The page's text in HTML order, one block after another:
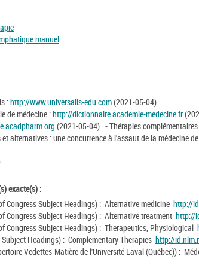
manuel
:http://www.universalis-edu.com(2021-05-04)
de médecine :http://dictionnaire.academie-medecine.fr
(2021-05-04) . - Thérapies
alternatives : une concurrence à l'assaut de la médecine
exacte(s) :
Congress Subject Headings) : Alternative medicine http://
Congress Subject Headings) : Alternative treatment http://
Congress Subject Headings) : Therapeutics, Physiological
Headings) : Complementary Therapies http://
Vedettes-Matière de l'Université Laval (Québec)) :